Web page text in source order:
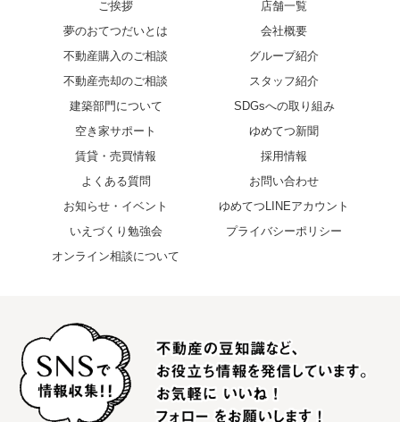
ご挨拶
夢のおてつだいとは
不動産購入のご相談
不動産売却のご相談
建築部門について
空き家サポート
賃貸・売買情報
よくある質問
お知らせ・イベント
いえづくり勉強会
オンライン相談について
店舗一覧
会社概要
グループ紹介
スタッフ紹介
SDGsへの取り組み
ゆめてつ新聞
採用情報
お問い合わせ
ゆめてつLINEアカウント
プライバシーポリシー